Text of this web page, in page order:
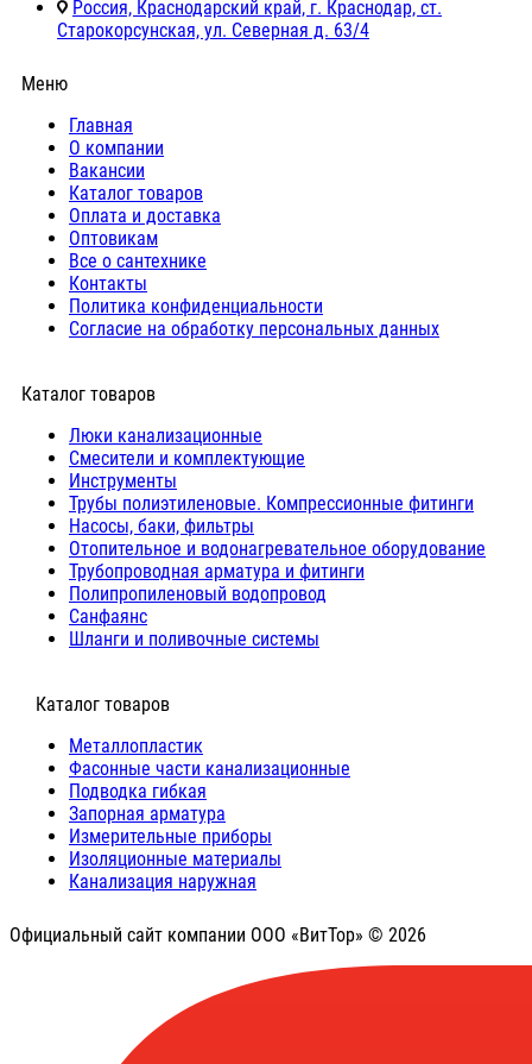
Россия, Краснодарский край, г. Краснодар, ст.
Старокорсунская, ул. Северная д. 63/4
Меню
Главная
О компании
Вакансии
Каталог товаров
Оплата и доставка
Оптовикам
Все о сантехнике
Контакты
Политика конфиденциальности
Согласие на обработку персональных данных
Каталог товаров
Люки канализационные
Cмесители и комплектующие
Инструменты
Трубы полиэтиленовые. Компрессионные фитинги
Насосы, баки, фильтры
Отопительное и водонагревательное оборудование
Трубопроводная арматура и фитинги
Полипропиленовый водопровод
Санфаянс
Шланги и поливочные системы
⠀Каталог товаров
Металлопластик
Фасонные части канализационные
Подводка гибкая
Запорная арматура
Измерительные приборы
Изоляционные материалы
Канализация наружная
Официальный сайт компании ООО «ВитТор» © 2026